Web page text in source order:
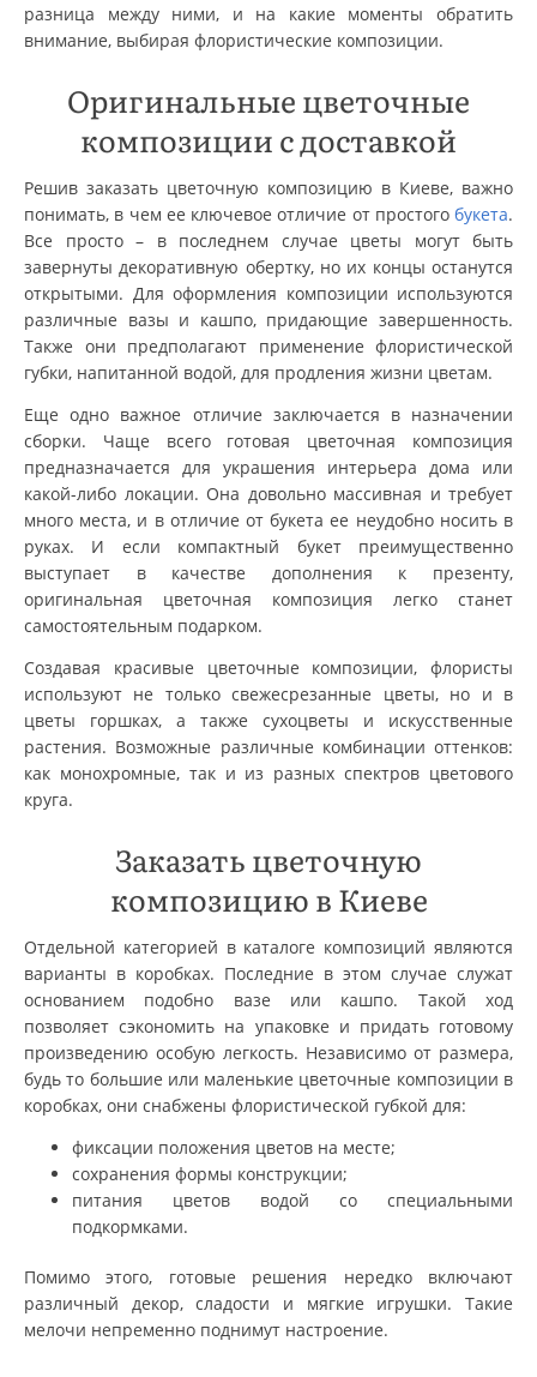
разница между ними, и на какие моменты обратить
внимание, выбирая флористические композиции.
Оригинальные цветочные
композиции с доставкой
Решив заказать цветочную композицию в Киеве, важно
понимать, в чем ее ключевое отличие от простого букета.
Все просто – в последнем случае цветы могут быть
завернуты декоративную обертку, но их концы останутся
открытыми. Для оформления композиции используются
различные вазы и кашпо, придающие завершенность.
Также они предполагают применение флористической
губки, напитанной водой, для продления жизни цветам.
Еще одно важное отличие заключается в назначении
сборки. Чаще всего готовая цветочная композиция
предназначается для украшения интерьера дома или
какой-либо локации. Она довольно массивная и требует
много места, и в отличие от букета ее неудобно носить в
руках. И если компактный букет преимущественно
выступает в качестве дополнения к презенту,
оригинальная цветочная композиция легко станет
самостоятельным подарком.
Создавая красивые цветочные композиции, флористы
используют не только свежесрезанные цветы, но и в
цветы горшках, а также сухоцветы и искусственные
растения. Возможные различные комбинации оттенков:
как монохромные, так и из разных спектров цветового
круга.
Заказать цветочную
композицию в Киеве
Отдельной категорией в каталоге композиций являются
варианты в коробках. Последние в этом случае служат
основанием подобно вазе или кашпо. Такой ход
позволяет сэкономить на упаковке и придать готовому
произведению особую легкость. Независимо от размера,
будь то большие или маленькие цветочные композиции в
коробках, они снабжены флористической губкой для:
фиксации положения цветов на месте;
сохранения формы конструкции;
питания цветов водой со специальными
подкормками.
Помимо этого, готовые решения нередко включают
различный декор, сладости и мягкие игрушки. Такие
мелочи непременно поднимут настроение.